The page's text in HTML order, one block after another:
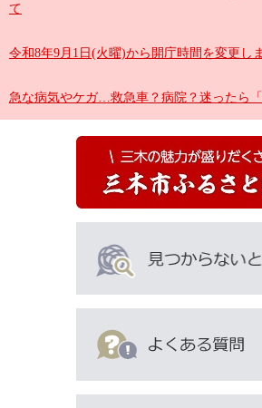
て
令和8年9月1日(火曜)から開庁時間を変更し
急な病気やケガ…救急車？病院？迷ったら「